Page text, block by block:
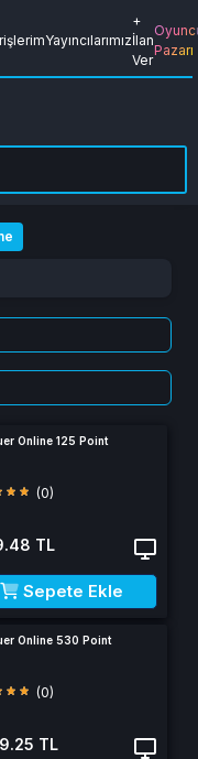
Yayıncılarımız
+
İlan
Ver
Pazarı
Online 125 Point
(0)
TL
Sepete Ekle
Online 530 Point
(0)
TL